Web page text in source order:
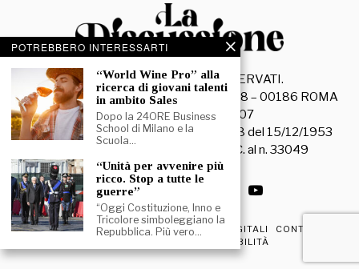
© 2026- TUTTI I DIRITTI RISERVATI.
La Discussione S.r.l. – Piazza Capranica, 78 – 00186 ROMA
C.F. e P. IVA 15045971007
Registrazione Tribunale di Roma n. 3628 del 15/12/1953
La società editrice è iscritta al R.O.C. al n. 33049
PRIVACY & COOKIE POLICY EDIZIONI DIGITALI
CONTATTI
DICHIARAZIONE DI ACCESSIBILITÀ
POTREBBERO INTERESSARTI
“World Wine Pro” alla
ricerca di giovani talenti
in ambito Sales
Dopo la 24ORE Business
School di Milano e la
Scuola…
“Unità per avvenire più
ricco. Stop a tutte le
guerre”
“Oggi Costituzione, Inno e
Tricolore simboleggiano la
Repubblica. Più vero…